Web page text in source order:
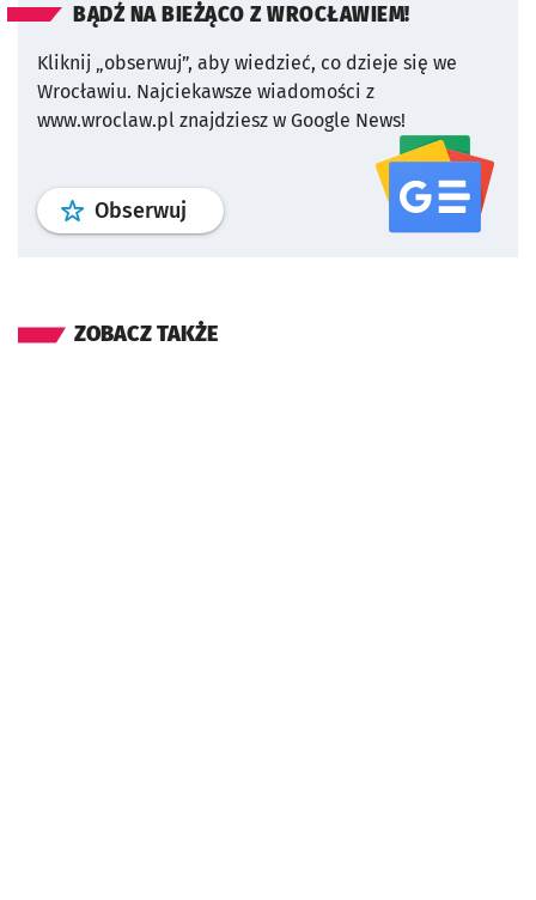
BĄDŹ NA BIEŻĄCO Z WROCŁAWIEM!
Kliknij „obserwuj”, aby wiedzieć, co dzieje się we
Wrocławiu. Najciekawsze wiadomości z
www.wroclaw.pl znajdziesz w Google News!
Obserwuj profil serwisu
ZOBACZ TAKŻE